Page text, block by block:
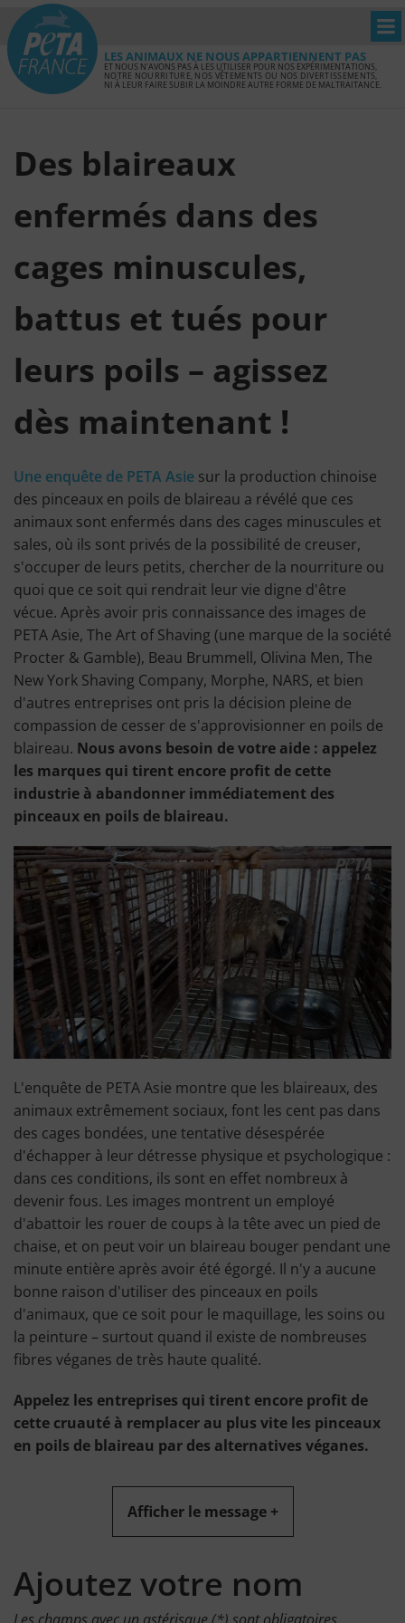
LES ANIMAUX NE NOUS APPARTIENNENT PAS
ET NOUS N’AVONS PAS À LES UTILISER POUR NOS EXPÉRIMENTATIONS,
NOTRE NOURRITURE, NOS VÊTEMENTS OU NOS DIVERTISSEMENTS,
NI À LEUR FAIRE SUBIR LA MOINDRE AUTRE FORME DE MALTRAITANCE.
Des blaireaux
enfermés dans des
cages minuscules,
battus et tués pour
leurs poils – agissez
dès maintenant !
Une enquête de PETA Asie sur la production chinoise
des pinceaux en poils de blaireau a révélé que ces
animaux sont enfermés dans des cages minuscules et
sales, où ils sont privés de la possibilité de creuser,
s'occuper de leurs petits, chercher de la nourriture ou
quoi que ce soit qui rendrait leur vie digne d'être
vécue. Après avoir pris connaissance des images de
PETA Asie, The Art of Shaving (une marque de la société
Procter & Gamble), Beau Brummell, Olivina Men, The
New York Shaving Company, Morphe, NARS, et bien
d'autres entreprises ont pris la décision pleine de
compassion de cesser de s'approvisionner en poils de
blaireau. Nous avons besoin de votre aide : appelez
les marques qui tirent encore profit de cette
industrie à abandonner immédiatement des
pinceaux en poils de blaireau.
L'enquête de PETA Asie montre que les blaireaux, des
animaux extrêmement sociaux, font les cent pas dans
des cages bondées, une tentative désespérée
d'échapper à leur détresse physique et psychologique :
dans ces conditions, ils sont en effet nombreux à
devenir fous. Les images montrent un employé
d'abattoir les rouer de coups à la tête avec un pied de
chaise, et on peut voir un blaireau bouger pendant une
minute entière après avoir été égorgé. Il n'y a aucune
bonne raison d'utiliser des pinceaux en poils
d'animaux, que ce soit pour le maquillage, les soins ou
la peinture – surtout quand il existe de nombreuses
fibres véganes de très haute qualité.
Appelez les entreprises qui tirent encore profit de
cette cruauté à remplacer au plus vite les pinceaux
en poils de blaireau par des alternatives véganes.
Afficher le message +
Ajoutez votre nom